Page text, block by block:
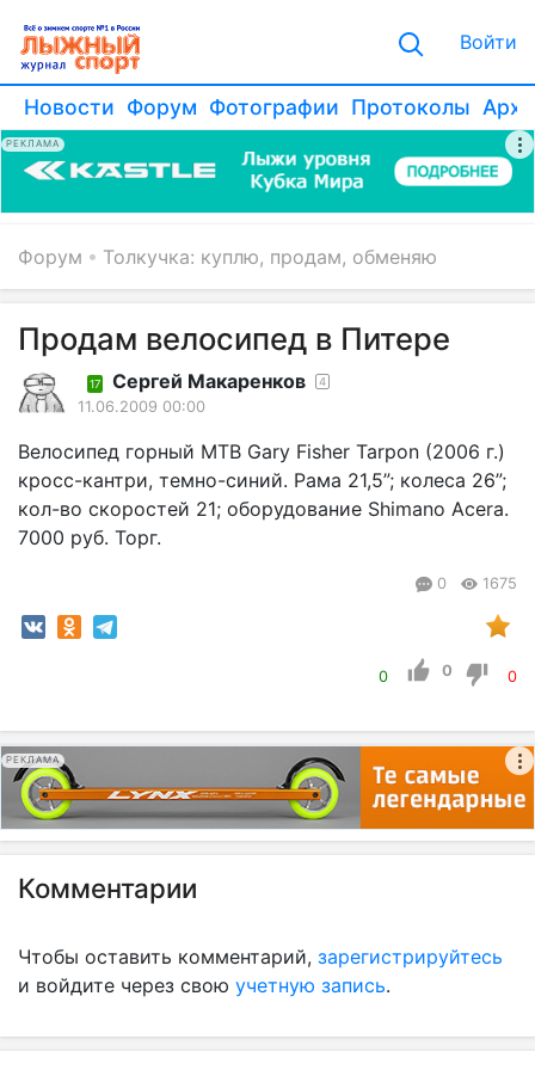
Войти
Новости Форум Фотографии Протоколы
РЕКЛАМА
Форум Толкучка: куплю, продам, обменяю
Продам велосипед в Питере
17 Сергей Макаренков 4
11.06.2009 00:00
Велосипед горный MTB Gary Fisher Tarpon (2006 г.)
кросс-кантри, темно-синий. Рама 21,5”; колеса 26”;
кол-во скоростей 21; оборудование Shimano Acera.
7000 руб. Торг.
0 1675
0 0 0
РЕКЛАМА
Комментарии
Чтобы оставить комментарий, зарегистрируйтесь
и войдите через свою учетную запись.